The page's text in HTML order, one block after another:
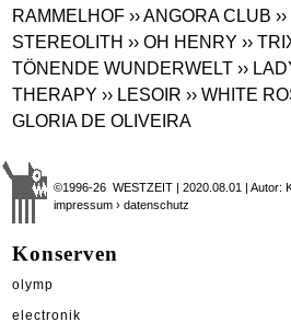
RAMMELHOF ›› ANGORA CLUB
STEREOLITH ›› OH HENRY ››
TÖNENDE WUNDERWELT ››
THERAPY ›› LESOIR ›› WHITE
GLORIA DE OLIVEIRA
©1996-26 WESTZEIT | 2020.08.01 | Autor:
impressum › datenschutz
Konserven
olymp
electronik